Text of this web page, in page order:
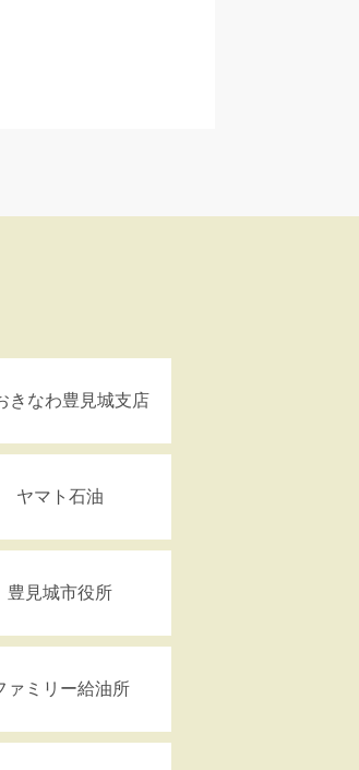
きなわ豊見城支店
ヤマト石油
豊見城市役所
ァミリー給油所